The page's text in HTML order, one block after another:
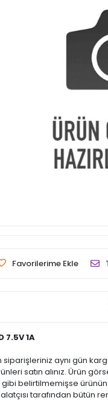
Favorilerime Ekle
7.5V 1A
aynı gün
satın alınız. Ürün
belirtilmemişse ürünün
tarafından bütün